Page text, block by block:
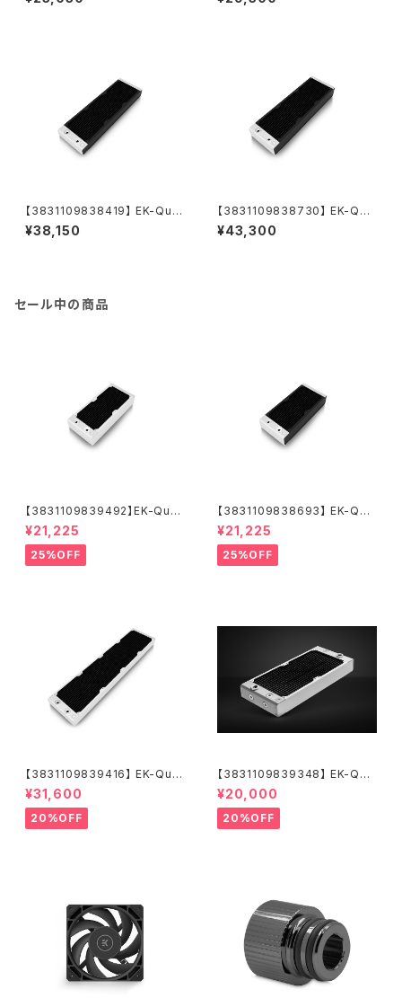
w - White
【3831109838419】 EK-Qua
ntum Surface P360M - Bla
ck
¥38,150
【3831109838730】 EK-Qua
ntum Surface X360M - Bla
ck
¥43,300
セール中の商品
【3831109839492】EK-Quan
tum Surface X240M - Whit
e
¥21,225
25%OFF
【3831109838693】 EK-Qua
ntum Surface X240M - Bla
ck
¥21,225
25%OFF
【3831109839416】 EK-Qua
ntum Surface P560M - Whi
te
¥31,600
20%OFF
【3831109839348】 EK-Qua
ntum Surface P280M X-Flo
w - White
¥20,000
20%OFF